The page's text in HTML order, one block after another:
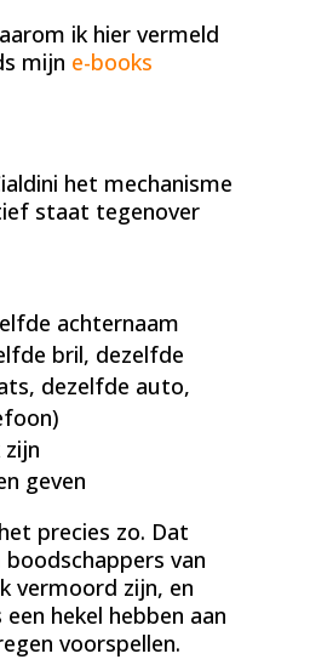
ik hier vermeld
mijn e-books
het mechanisme
staat tegenover
achternaam
bril, dezelfde
dezelfde auto,
geven
precies zo. Dat
van
vermoord zijn, en
hekel hebben aan
voorspellen.